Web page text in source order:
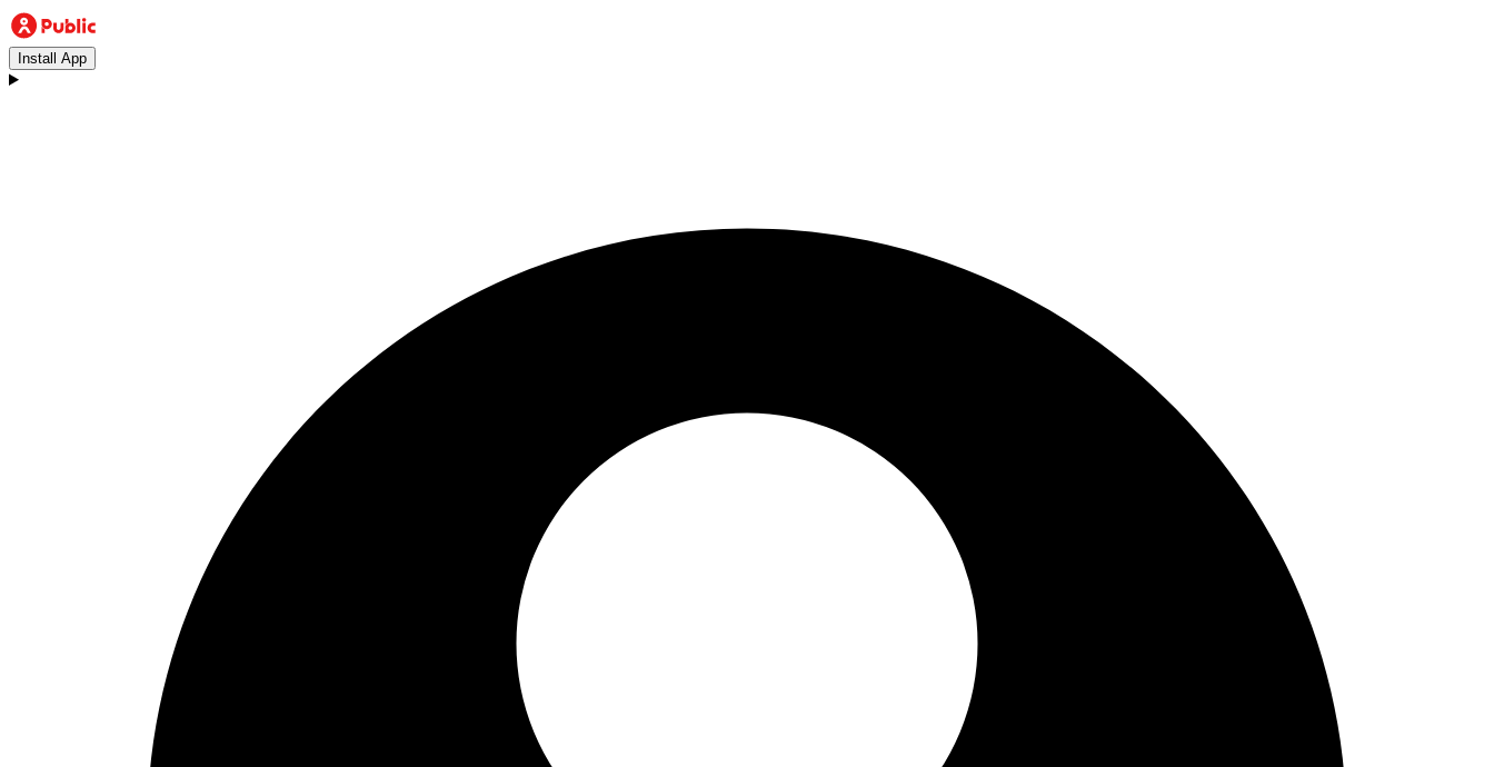
Install App